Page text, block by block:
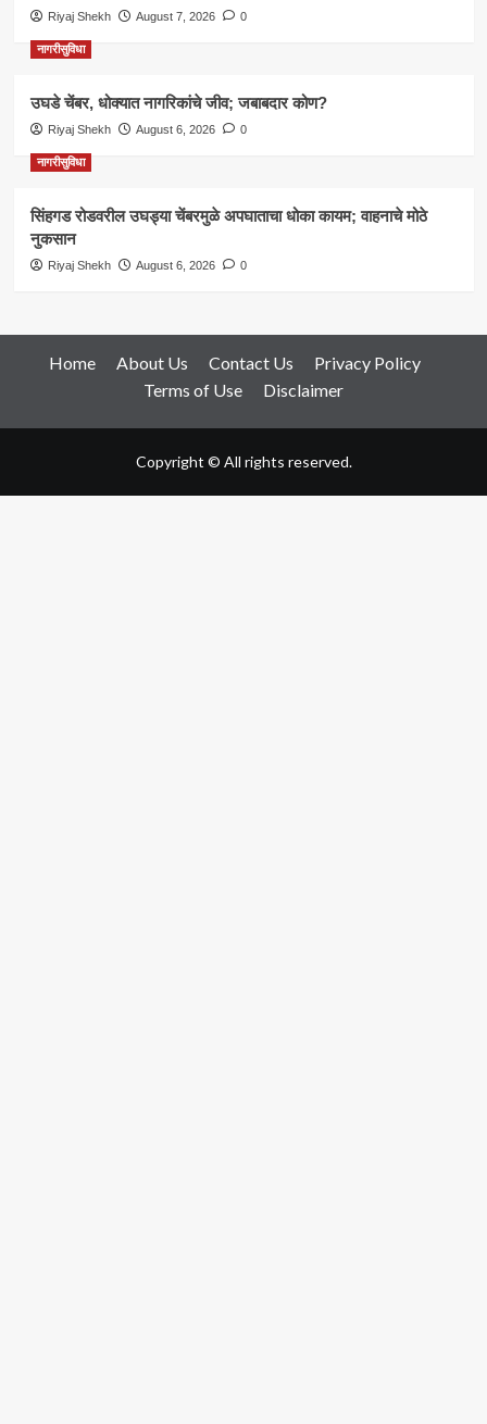
Riyaj Shekh August 7, 2026 0
नागरीसुविधा
उघडे चेंबर, धोक्यात नागरिकांचे जीव; जबाबदार कोण?
Riyaj Shekh August 6, 2026 0
नागरीसुविधा
सिंहगड रोडवरील उघड्या चेंबरमुळे अपघाताचा धोका कायम; वाहनाचे मोठे
नुकसान
Riyaj Shekh August 6, 2026 0
Home About Us Contact Us
Privacy Policy
Terms of Use
Disclaimer